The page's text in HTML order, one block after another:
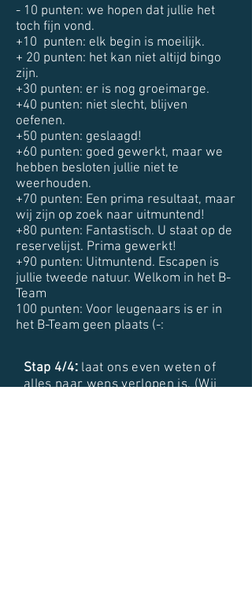
- 10 punten: we hopen dat jullie het
toch fijn vond.
+10 punten: elk begin is moeilijk.
+ 20 punten: het kan niet altijd bingo
zijn.
+30 punten: er is nog groeimarge.
+40 punten: niet slecht, blijven
oefenen.
+50 punten: geslaagd!
+60 punten: goed gewerkt, maar we
hebben besloten jullie niet te
weerhouden.
+70 punten: Een prima resultaat, maar
wij zijn op zoek naar uitmuntend!
+80 punten: Fantastisch. U staat op de
reservelijst. Prima gewerkt!
+90 punten: Uitmuntend. Escapen is
jullie tweede natuur. Welkom in het B-
Team
100 punten: Voor leugenaars is er in
het B-Team geen plaats (-:
Stap 4/4: laat ons even weten of
alles naar wens verlopen is. (Wij